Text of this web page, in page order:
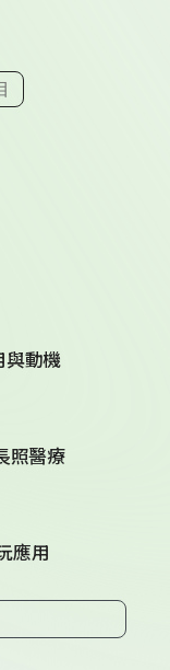
集
與動機
照醫療
應用